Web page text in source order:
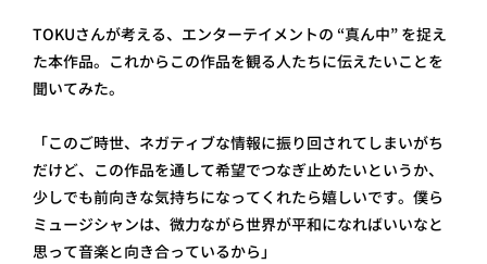
TOKUさんが考える、エンターテイメントの “真ん中” を捉え
た本作品。これからこの作品を観る人たちに伝えたいことを
聞いてみた。
「このご時世、ネガティブな情報に振り回されてしまいがち
だけど、この作品を通して希望でつなぎ止めたいというか、
少しでも前向きな気持ちになってくれたら嬉しいです。僕ら
ミュージシャンは、微力ながら世界が平和になればいいなと
思って音楽と向き合っているから」